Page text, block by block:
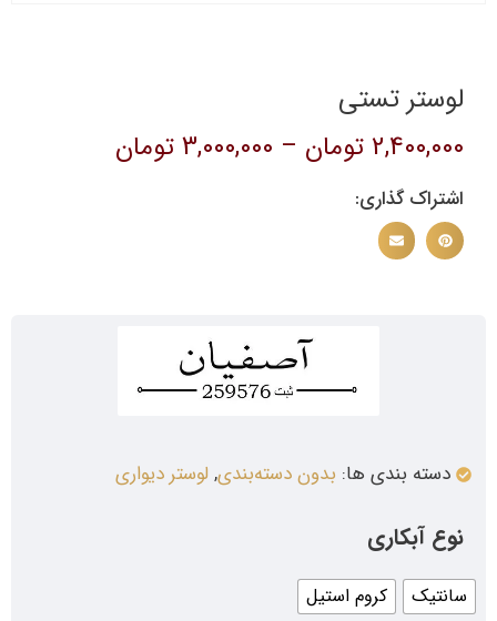
لوستر تستی
2,400,000 تومان –
3,000,000تومان
اشتراک گذاری:
دسته بندی ها: بدون دسته‌بندی, لوستر دیواری
نوع آبکاری
سانتیک کروم استیل